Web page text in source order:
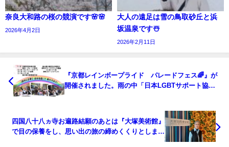
奈良大和路の桜の競演です🌸🌸
2026年4月2日
大人の遠足は雪の鳥取砂丘と浜
坂温泉です☃️
2026年2月11日
『京都レインボープライド パレードフェス🌈』が
開催されました。雨の中「日本LGBTサポート協
四国八十八ヵ寺お遍路結願のあとは『大塚美術館』
で目の保養をし、思い出の旅の締めくくりとしまし